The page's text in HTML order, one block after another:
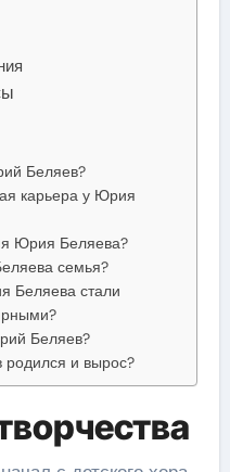
Беляев?
карьера у Юрия
Юрия Беляева?
семья?
Беляева стали
Беляев?
и вырос?